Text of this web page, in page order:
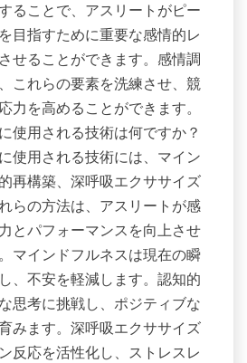
ることで、アスリートがピー
目指すために重要な感情的レ
せることができます。感情調
これらの要素を洗練させ、競
力を高めることができます。
使用される技術は何ですか？
使用される技術には、マイン
再構築、深呼吸エクササイズ
らの方法は、アスリートが感
とパフォーマンスを向上させ
マインドフルネスは現在の瞬
、不安を軽減します。認知的
思考に挑戦し、ポジティブな
みます。深呼吸エクササイズ
反応を活性化し、ストレスレ